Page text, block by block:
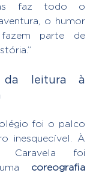
faz todo o
o humor
parte de
da leitura à
foi o palco
inesquecível. À
Caravela foi
coreografia